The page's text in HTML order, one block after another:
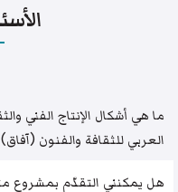
ما هي أشكال الإنتاج الفني
العربي للثقافة والفنون
هل يمكنني التقدّم بمشروع